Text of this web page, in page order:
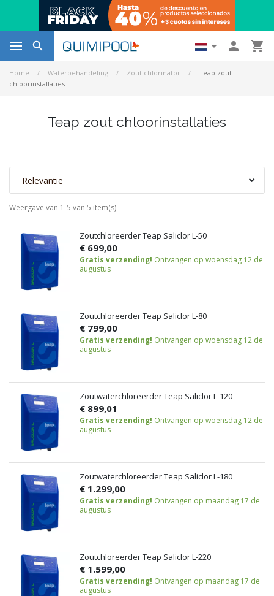
   
Home Waterbehandeling Zout chlorinator
Teap zout
chloorinstallaties
Teap zout chloorinstallaties
Relevantie
Weergave van 1-5 van 5 item(s)
Zoutchloreerder Teap Saliclor L-50
€ 699,00
Gratis verzending! Ontvangen op woensdag 12 de
augustus
Zoutchloreerder Teap Saliclor L-80
€ 799,00
Gratis verzending! Ontvangen op woensdag 12 de
augustus
Zoutwaterchloreerder Teap Saliclor L-120
€ 899,01
Gratis verzending! Ontvangen op woensdag 12 de
augustus
Zoutwaterchloreerder Teap Saliclor L-180
€ 1.299,00
Gratis verzending! Ontvangen op maandag 17 de
augustus
Zoutchloreerder Teap Saliclor L-220
€ 1.599,00
Gratis verzending! Ontvangen op maandag 17 de
augustus